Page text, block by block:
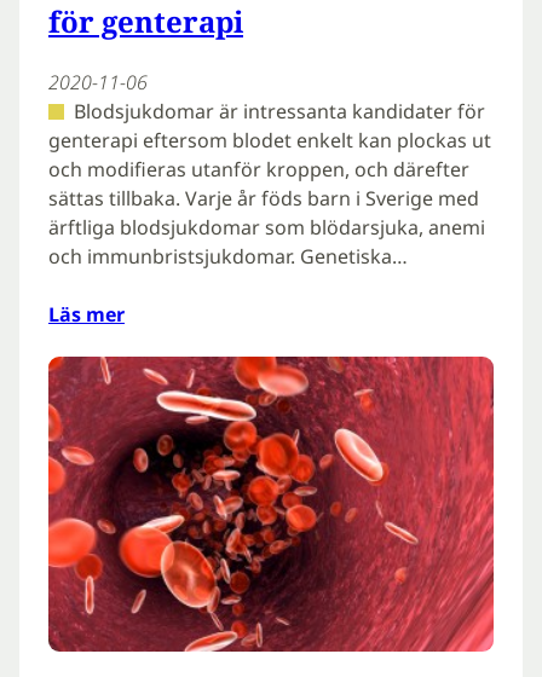
för genterapi
2020-11-06
Blodsjukdomar är intressanta kandidater för
genterapi eftersom blodet enkelt kan plockas ut
och modifieras utanför kroppen, och därefter
sättas tillbaka. Varje år föds barn i Sverige med
ärftliga blodsjukdomar som blödarsjuka, anemi
och immunbristsjukdomar. Genetiska…
Läs mer